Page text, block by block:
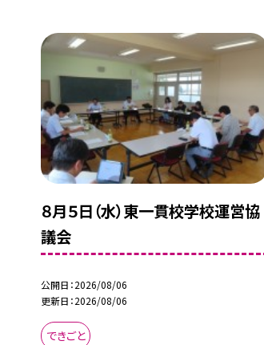
８月５日（水）東一貫校学校運営協
議会
公開日 2026/08/06
更新日 2026/08/06
できごと